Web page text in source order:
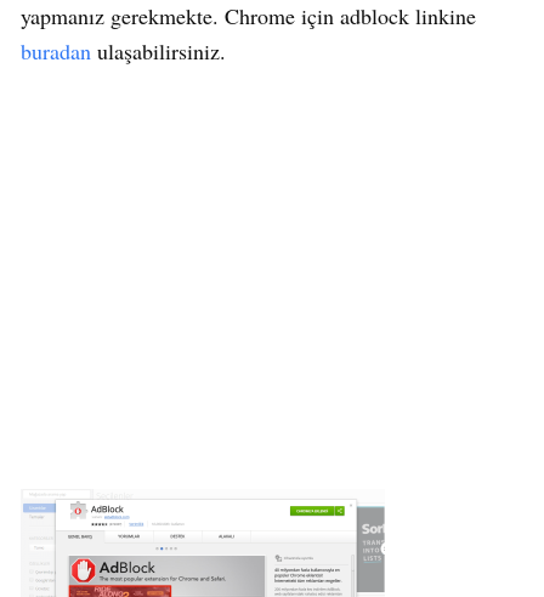
yapmanız gerekmekte. Chrome için adblock linkine
buradan ulaşabilirsiniz.